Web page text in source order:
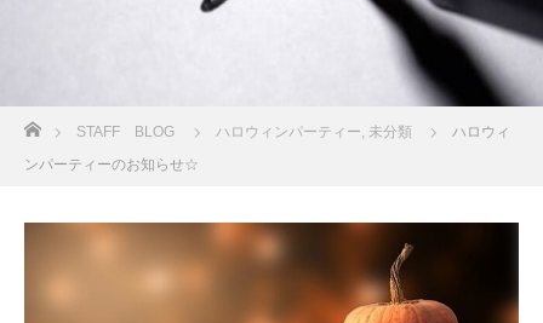
ホーム
STAFF BLOG ハロウィンパーティー, 未分類
ハロウィ
ンパーティーのお知らせ☆